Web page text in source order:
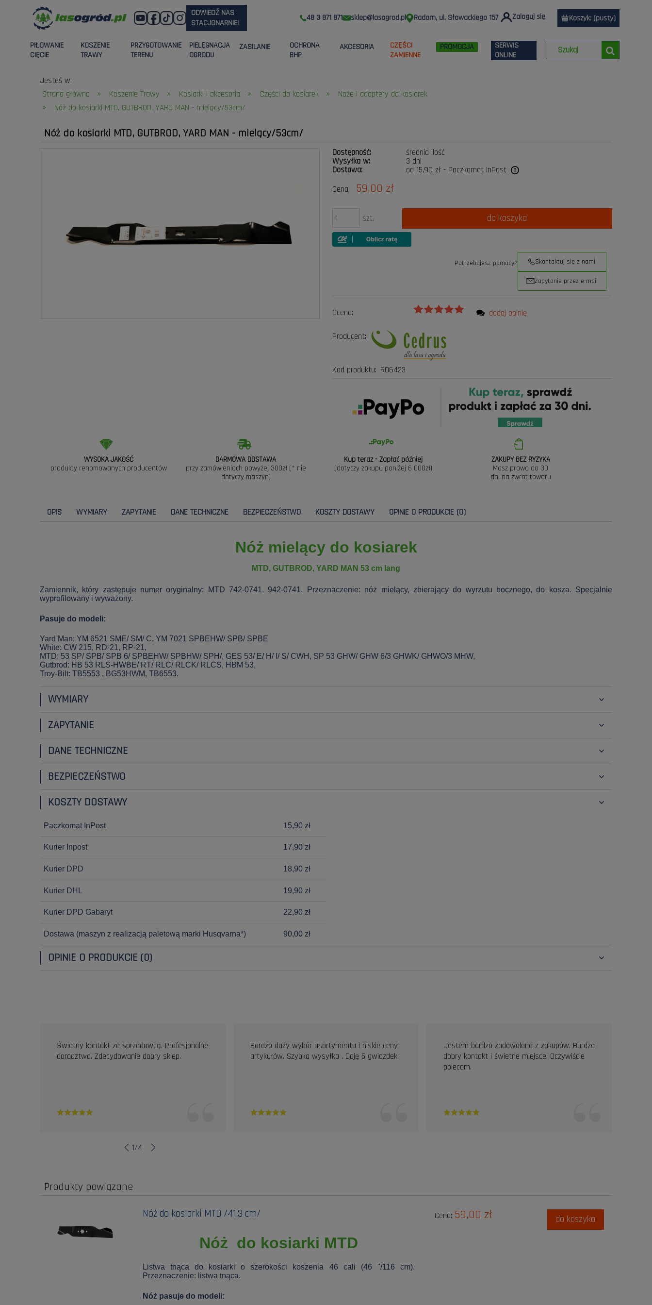
48 3 871 871 sklep@lasogrod.pl Radom, ul. Słowackiego 157 Zaloguj się Koszyk: (pusty)
ODWIEDŹ NAS
STACJONARNIE!
PIŁOWANIE
CIĘCIE
KOSZENIE
TRAWY
PRZYGOTOWANIE
TERENU
PIELĘGNACJA
OGRODU
ZASILANIE
OCHRONA
BHP
AKCESORIA
CZĘŚCI
ZAMIENNE
PROMOCJA
SERWIS
ONLINE
Jesteś w:
Strona główna
» Koszenie Trawy » Kosiarki i akcesoria » Części do kosiarek » Noże i adaptery do kosiarek
» Nóż do kosiarki MTD, GUTBROD, YARD MAN - mielący/53cm/
Nóż do kosiarki MTD, GUTBROD, YARD MAN - mielący/53cm/
Dostępność:
średnia ilość
Wysyłka w:
3 dni
Dostawa:
od 15,90 zł - Paczkomat InPost
Cena nie zawiera ewentualnych kosztów
Cena: 59,00 zł
szt. do koszyka
Potrzebujesz pomocy? Skontaktuj się z nami
Zapytanie przez e-mail
Ocena:
Producent:
Kod produktu: RO6423
dodaj opinię
WYSOKA JAKOŚĆ
produkty renomowanych producentów
DARMOWA DOSTAWA
przy zamówieniach powyżej 300zł (* nie
dotyczy maszyn)
Kup teraz - Zapłać później
(dotyczy zakupu poniżej 6 000zł)
ZAKUPY BEZ RYZYKA
Masz prawo do 30
dni na zwrot towaru
OPIS WYMIARY ZAPYTANIE DANE TECHNICZNE BEZPIECZEŃSTWO KOSZTY DOSTAWY OPINIE O PRODUKCIE (0)
Nóż mielący do kosiarek
MTD, GUTBROD, YARD MAN 53 cm lang
Zamiennik, który zastępuje numer oryginalny: MTD 742-0741, 942-0741. Przeznaczenie: nóż mielący, zbierający do wyrzutu bocznego, do kosza. Specjalnie
wyprofilowany i wyważony.
Pasuje do modeli:
Yard Man: YM 6521 SME/ SM/ C, YM 7021 SPBEHW/ SPB/ SPBE
White: CW 215, RD-21, RP-21,
MTD: 53 SP/ SPB/ SPB 6/ SPBEHW/ SPBHW/ SPH/, GES 53/ E/ H/ I/ S/ CWH, SP 53 GHW/ GHW 6/3 GHWK/ GHWO/3 MHW,
Gutbrod: HB 53 RLS-HWBE/ RT/ RLC/ RLCK/ RLCS, HBM 53,
Troy-Bilt: TB5553 , BG53HWM, TB6553.
WYMIARY
ZAPYTANIE
DANE TECHNICZNE
BEZPIECZEŃSTWO
KOSZTY DOSTAWY
Paczkomat InPost 15,90 zł
Kurier Inpost 17,90 zł
Kurier DPD 18,90 zł
Kurier DHL 19,90 zł
Kurier DPD Gabaryt 22,90 zł
Dostawa (maszyn z realizacją paletową marki Husqvarna*) 90,00 zł
OPINIE O PRODUKCIE (0)
Świetny kontakt ze sprzedawcą. Profesjonalne
doradztwo. Zdecydowanie dobry sklep.
Bardzo duży wybór asortymentu i niskie ceny
artykułów. Szybka wysyłka . Daję 5 gwiazdek.
Jestem bardzo zadowolona z zakupów. Bardzo
dobry kontakt i świetne miejsce. Oczywiście
polecam.
1/4
Produkty powiązane
Nóż do kosiarki MTD /41.3 cm/
Nóż do kosiarki MTD
Listwa tnąca do kosiarki o szerokości koszenia 46 cali (46 "/116 cm).
Przeznaczenie: listwa tnąca.
Nóż pasuje do modeli:
Cena: 59,00 zł do koszyka